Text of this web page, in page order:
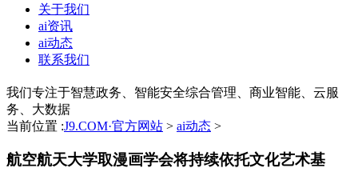
关于我们
ai资讯
ai动态
联系我们
我们专注于智慧政务、智能安全综合管理、商业智能、云服
务、大数据
当前位置 :J9.COM·官方网站 > ai动态 >
航空航天大学取漫画学会将持续依托文化艺术基